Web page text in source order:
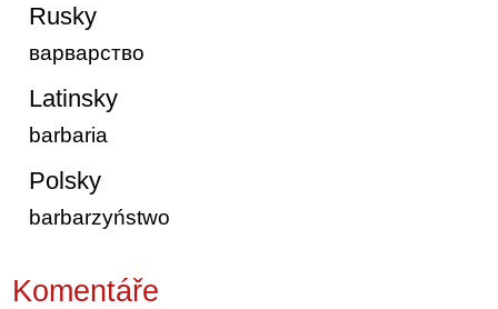
Rusky
варварство
Latinsky
barbaria
Polsky
barbarzyństwo
Komentáře